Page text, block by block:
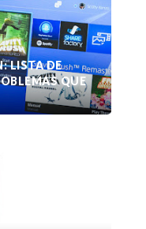
LISTA DE
QUE